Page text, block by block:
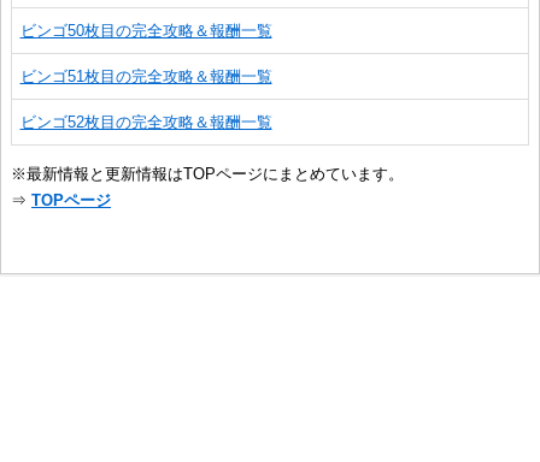
ビンゴ50枚目の完全攻略＆報酬一覧
ビンゴ51枚目の完全攻略＆報酬一覧
ビンゴ52枚目の完全攻略＆報酬一覧
※最新情報と更新情報はTOPページにまとめています。
⇒ TOPページ